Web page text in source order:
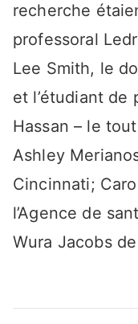
recherche
professoral
Lee Smith, le
et l’étudiant de
Hassan – le
Ashley
Cincinnati;
l’Agence de
Wura Jacobs